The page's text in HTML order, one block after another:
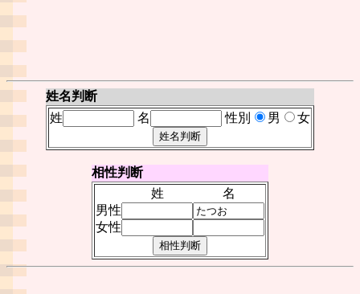
姓名判断
姓
名 性別 男 女
相性判断
姓
名
男性
女性